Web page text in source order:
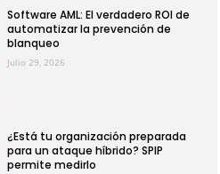
Software AML: El verdadero ROI de
automatizar la prevención de
blanqueo
Julio 29, 2026
¿Está tu organización preparada
para un ataque híbrido? SPIP
permite medirlo